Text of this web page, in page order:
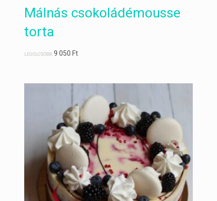
Málnás csokoládémousse
torta
LEGOLCSÓBB:9 050Ft